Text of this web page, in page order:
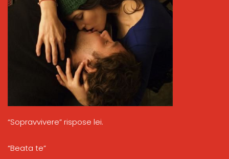
“Sopravvivere” rispose lei.
“Beata te”